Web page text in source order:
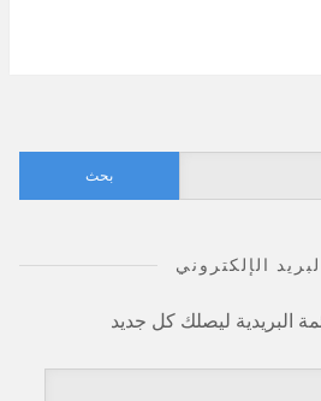
عن:
الإلكتروني
البريدية ليصلك كل جديد